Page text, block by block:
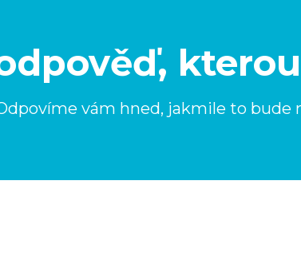
vám hned, jakmile to bude